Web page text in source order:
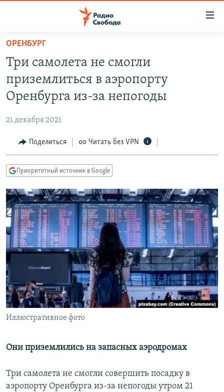
упрощенного
доступа
основному
Вернутся
Вернутся
поиску
ПОДКАСТЫ
АВТОРСКИЕ ПРОЕКТЫ
МНЕНИЯ
КУЛЬТУРА
КАВКАЗ.РЕАЛИИ
СЕВЕР.РЕАЛИИ
СИБИРЬ.РЕАЛИИ
РАСПИСАНИЕ ВЕЩАНИЯ
ПОДПИШИТЕСЬ НА РАССЫЛКУ
Все сайты РСЕ/РС
ОРЕНБУРГ
Три самолета не смогли
приземлиться в аэропорту
Оренбурга из-за непогоды
21 декабря 2021
Поделиться Читать без VPN
Приоритетный источник в Google
Иллюстративное фото
Они приземлились на запасных аэродромах
Три самолета не смогли совершить посадку в
аэропорту Оренбурга из-за непогоды утром 21